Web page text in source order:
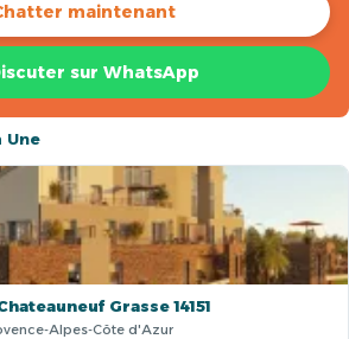
maintenant
sur WhatsApp
Une
Grasse 14151
Alpes-Côte d'Azur